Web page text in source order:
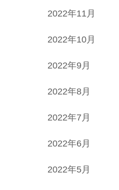
2022年11月
2022年10月
2022年9月
2022年8月
2022年7月
2022年6月
2022年5月